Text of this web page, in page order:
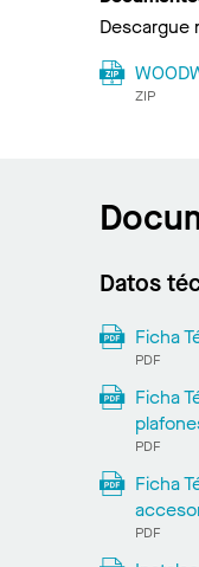
Descargue
ZIP
Datos
Ficha
PDF
Ficha
PDF
Ficha
PDF